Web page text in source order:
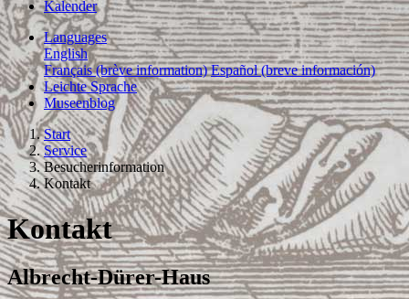
Kalender
Languages
English
Français (brève information) Español (breve información)
Leichte Sprache
Museenblog
Start
Service
Besucherinformation
Kontakt
Kontakt
Albrecht-Dürer-Haus